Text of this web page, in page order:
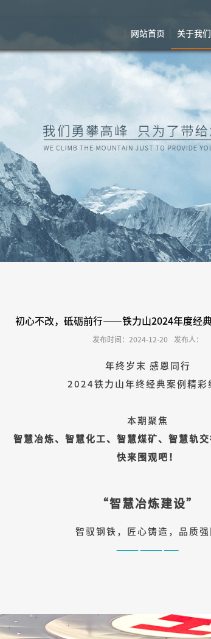
网站首页 关于我们
初心不改，砥砺前行——铁力山2024年度经典
发布时间：2024-12-20 发布人：
年终岁末 感恩同行
2024铁力山年终经典案例精彩
本期聚焦
智慧冶炼、智慧化工、智慧煤矿、智慧轨
快来围观吧！
“智慧冶炼建设”
智驭钢铁，匠心铸造，品质强
————————